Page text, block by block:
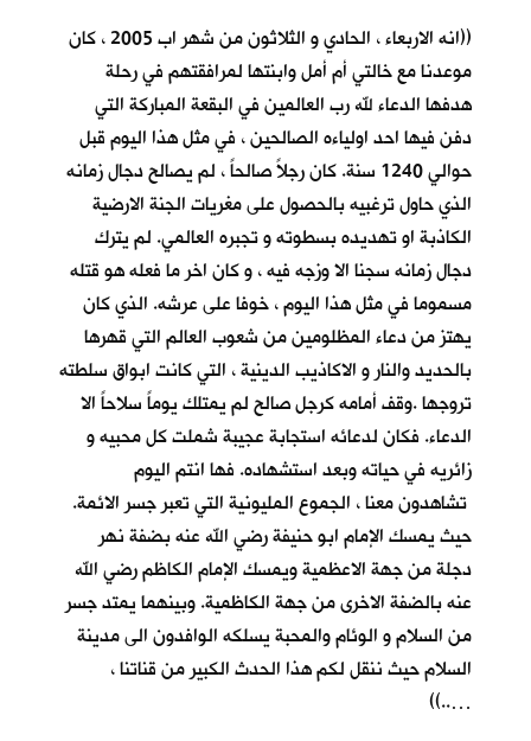
((انه الاربعاء ، الحادي و الثلاثون من شهر اب 2005 ، كان
موعدنا مع خالتي أم أمل وابنتها لمرافقتهم في رحلة
هدفها الدعاء لله رب العالمين في البقعة المباركة التي
دفن فيها احد اولياءه الصالحين ، في مثل هذا اليوم قبل
حوالي 1240 سنة. كان رجلاً صالحاً ، لم يصالح دجال زمانه
الذي حاول ترغبيه بالحصول على مغريات الجنة الارضية
الكاذبة او تهديده بسطوته و تجبره العالمي. لم يترك
دجال زمانه سجنا الا وزجه فيه ، و كان اخر ما فعله هو قتله
مسموما في مثل هذا اليوم ، خوفا على عرشه. الذي كان
يهتز من دعاء المظلومين من شعوب العالم التي قهرها
بالحديد والنار و الاكاذيب الدينية ، التي كانت ابواق سلطته
تروجها .وقف أمامه كرجل صالح لم يمتلك يوماً سلاحاً الا
الدعاء. فكان لدعائه استجابة عجيبة شملت كل محبيه و
زائريه في حياته وبعد استشهاده. فها انتم اليوم
تشاهدون معنا ، الجموع المليونية التي تعبر جسر الائمة.
حيث يمسك الإمام ابو حنيفة رضي الله عنه بضفة نهر
دجلة من جهة الاعظمية ويمسك الإمام الكاظم رضي الله
عنه بالضفة الاخرى من جهة الكاظمية. وبينهما يمتد جسر
من السلام و الوئام والمحبة يسلكه الوافدون الى مدينة
السلام حيث ننقل لكم هذا الحدث الكبير من قناتنا ،
…..))